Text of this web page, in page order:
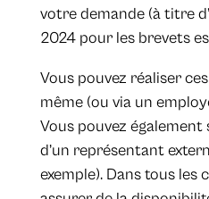
votre demande (à titre
2024 pour les brevets
Vous pouvez réaliser
même (ou via un
Vous pouvez
d’un représentant
exemple). Dans tous les